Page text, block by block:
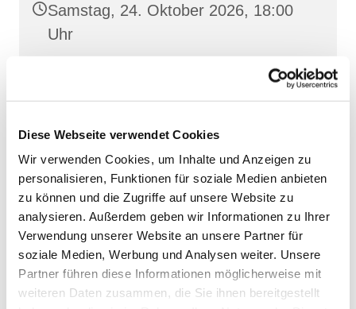
Diese Webseite verwendet Cookies
Wir verwenden Cookies, um Inhalte und Anzeigen zu
personalisieren, Funktionen für soziale Medien anbieten
zu können und die Zugriffe auf unsere Website zu
analysieren. Außerdem geben wir Informationen zu Ihrer
Verwendung unserer Website an unsere Partner für
soziale Medien, Werbung und Analysen weiter. Unsere
Partner führen diese Informationen möglicherweise mit
weiteren Daten zusammen, die Sie ihnen bereitgestellt
Samstag, 24. Oktober 2026, 18:00
Uhr
St. Josef, Stralsund, Jungfernstieg
3A, 18437 Stralsund